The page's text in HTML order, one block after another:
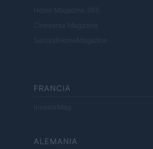
Home Magazine 365
Cineverse Magazine
SecondHomeMagazine
FRANCIA
InvestirMag
ALEMANIA